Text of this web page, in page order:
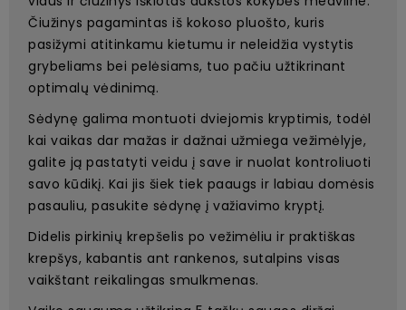
Čiužinys pagamintas iš kokoso pluošto, kuris
pasižymi atitinkamu kietumu ir neleidžia vystytis
grybeliams bei pelėsiams, tuo pačiu užtikrinant
optimalų vėdinimą.
Sėdynę galima montuoti dviejomis kryptimis, todėl
kai vaikas dar mažas ir dažnai užmiega vežimėlyje,
galite ją pastatyti veidu į save ir nuolat kontroliuoti
savo kūdikį. Kai jis šiek tiek paaugs ir labiau domėsis
pasauliu, pasukite sėdynę į važiavimo kryptį.
Didelis pirkinių krepšelis po vežimėliu ir praktiškas
krepšys, kabantis ant rankenos, sutalpins visas
vaikštant reikalingas smulkmenas.